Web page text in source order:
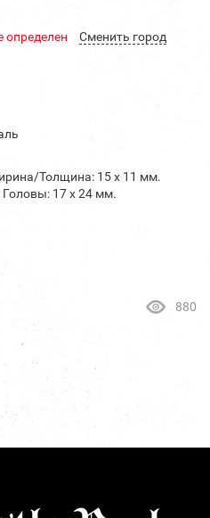
определен Cменить город
Толщина: 15 х 11 мм.
17 х 24 мм.
880